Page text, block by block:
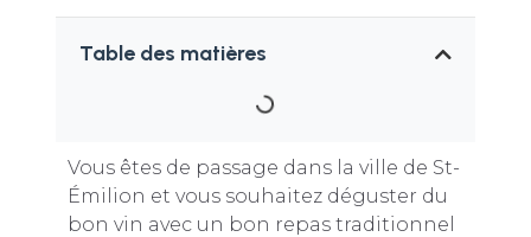
Table des matières
Vous êtes de passage dans la ville de St-
Émilion et vous souhaitez déguster du
bon vin avec un bon repas traditionnel